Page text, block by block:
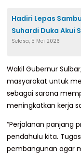
Hadiri Lepas
Suhardi Duka Akui
Sulbar Berjalan Baik
Selasa, 5 Mei 2026
Wakil Gubernur
masyarakat untuk
sebagai sarana
meningkatkan kerja
“Perjalanan panjang
pendahulu kita.
pembangunan agar